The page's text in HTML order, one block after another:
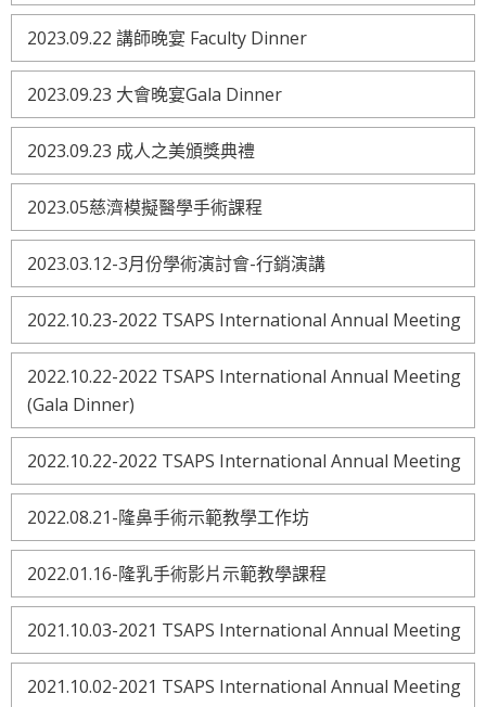
2023.09.22 講師晚宴 Faculty Dinner
2023.09.23 大會晚宴Gala Dinner
2023.09.23 成人之美頒獎典禮
2023.05慈濟模擬醫學手術課程
2023.03.12-3月份學術演討會-行銷演講
2022.10.23-2022 TSAPS International Annual Meeting
2022.10.22-2022 TSAPS International Annual Meeting
(Gala Dinner)
2022.10.22-2022 TSAPS International Annual Meeting
2022.08.21-隆鼻手術示範教學工作坊
2022.01.16-隆乳手術影片示範教學課程
2021.10.03-2021 TSAPS International Annual Meeting
2021.10.02-2021 TSAPS International Annual Meeting